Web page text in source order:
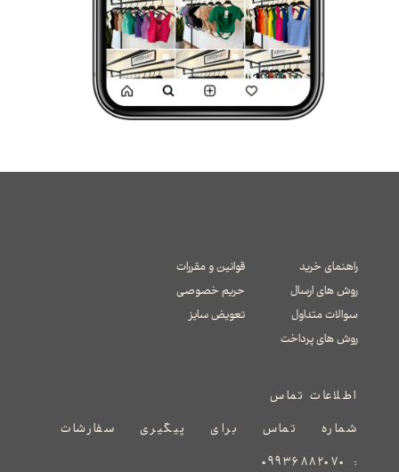
راهنمای خرید
روش های ارسال
سوالات متداول
​​​​​​​روش های پرداخت
قوانین و مقررات
حریم خصوصی
تعویض سایز
اطلاعات تماس
شماره تماس برای پیگیری سفارشات
: ۰۹۹۳۶۸۸۲۰۷۰